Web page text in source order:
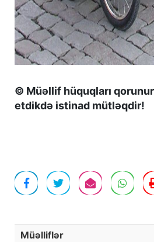
© Müəllif hüquqları
etdikdə istinad mütləqdir!
Müəlliflər